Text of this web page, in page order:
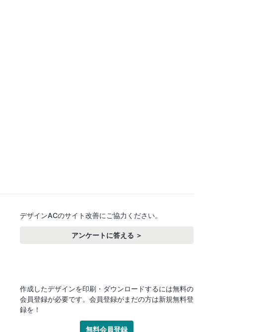
デザインACのサイト改善にご協力ください。
アンケートに答える ＞
作成したデザインを印刷・ダウンロードするには無料の
会員登録が必要です。会員登録がまだの方は新規無料登
録を！
無料会員登録